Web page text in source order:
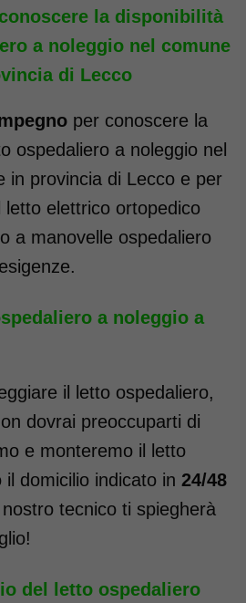
la disponibilità
a noleggio nel comune
di Lecco
per conoscere la
ospedaliero a noleggio nel
in provincia di Lecco e per
letto elettrico ortopedico
a manovelle ospedaliero
a noleggio a
il letto ospedaliero,
dovrai preoccuparti di
e monteremo il letto
domicilio indicato in 24/48
tecnico ti spiegherà
del letto ospedaliero